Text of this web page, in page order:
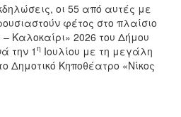
οι 55 από αυτές με
φέτος στο πλαίσιο
Καλοκαίρι» 2026 του Δήμου
την 1 η Ιουλίου με τη μεγάλη
Δημοτικό Κηποθέατρο «Νίκος